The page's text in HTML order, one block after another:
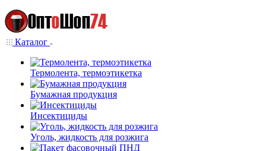
Каталог
Термолента, термоэтикетка
Бумажная продукция
Инсектициды
Уголь, жидкость для розжига